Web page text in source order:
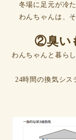
冬場に足元が冷
わんちゃんは、
②臭い
わんちゃんと暮ら
24時間の換気シス